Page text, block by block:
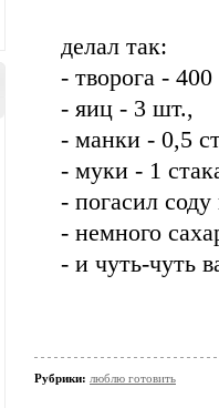
делал так:
- творога - 400
- яиц - 3 шт.,
- манки - 0,5
- муки - 1
- погасил
- немного
- и чуть-чуть
Рубрики: люблю готовить